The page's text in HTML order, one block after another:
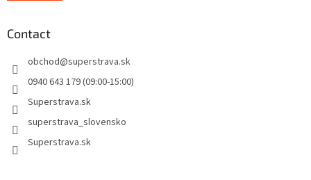
Contact
obchod@superstrava.sk
0940 643 179 (09:00-15:00)
Superstrava.sk
superstrava_slovensko
Superstrava.sk